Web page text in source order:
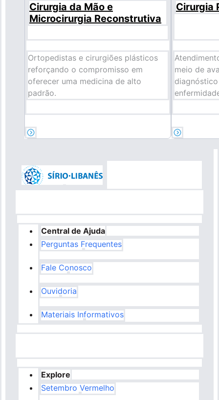
Cirurgia da Mão e
Microcirurgia Reconstrutiva
Ortopedistas e cirurgiões plásticos
reforçando o compromisso em
oferecer uma medicina de alto
padrão.
Cirurgia
meio de
Central de Ajuda
Perguntas Frequentes
Fale Conosco
Ouvidoria
Materiais Informativos
Explore
Setembro Vermelho